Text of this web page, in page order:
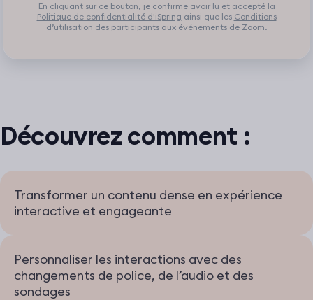
En cliquant sur ce bouton, je confirme avoir lu et accepté la
Politique de confidentialité d'iSpring ainsi que les Conditions
d’utilisation des participants aux événements de Zoom.
Découvrez comment :
Transformer un contenu dense en expérience
interactive et engageante
Personnaliser les interactions avec des
changements de police, de l’audio et des
sondages